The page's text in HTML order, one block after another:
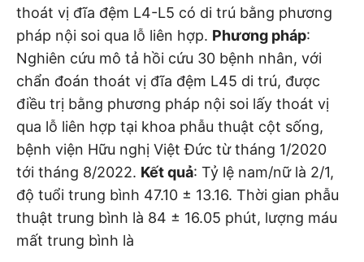
thoát vị đĩa đệm L4-L5 có di trú bằng phương
pháp nội soi qua lỗ liên hợp. Phương pháp:
Nghiên cứu mô tả hồi cứu 30 bệnh nhân, với
chẩn đoán thoát vị đĩa đệm L45 di trú, được
điều trị bằng phương pháp nội soi lấy thoát vị
qua lỗ liên hợp tại khoa phẫu thuật cột sống,
bệnh viện Hữu nghị Việt Đức từ tháng 1/2020
tới tháng 8/2022. Kết quả: Tỷ lệ nam/nữ là 2/1,
độ tuổi trung bình 47.10 ± 13.16. Thời gian phẫu
thuật trung bình là 84 ± 16.05 phút, lượng máu
mất trung bình là